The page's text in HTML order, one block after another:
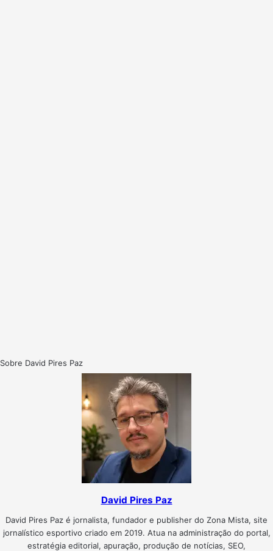
Sobre David Pires Paz
David Pires Paz
David Pires Paz é jornalista, fundador e publisher do Zona Mista, site
jornalístico esportivo criado em 2019. Atua na administração do portal,
estratégia editorial, apuração, produção de notícias, SEO,